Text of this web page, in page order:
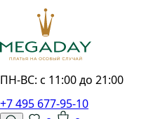
ПН-ВС: с 11:00 до 21:00
+7 495 677-95-10